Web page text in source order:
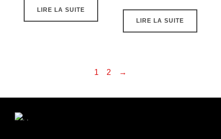
LIRE LA SUITE
LIRE LA SUITE
1 2 →